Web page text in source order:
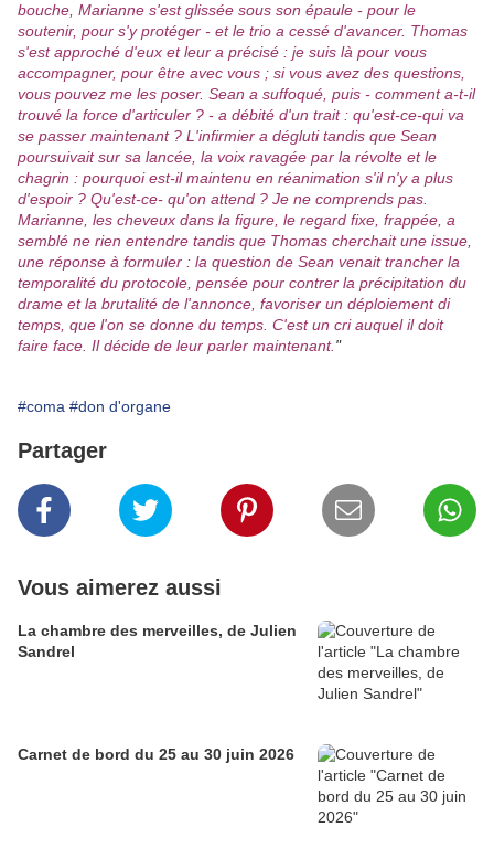
bouche, Marianne s'est glissée sous son épaule - pour le
soutenir, pour s'y protéger - et le trio a cessé d'avancer. Thomas
s'est approché d'eux et leur a précisé : je suis là pour vous
accompagner, pour être avec vous ; si vous avez des questions,
vous pouvez me les poser. Sean a suffoqué, puis - comment a-t-il
trouvé la force d'articuler ? - a débité d'un trait : qu'est-ce-qui va
se passer maintenant ? L'infirmier a dégluti tandis que Sean
poursuivait sur sa lancée, la voix ravagée par la révolte et le
chagrin : pourquoi est-il maintenu en réanimation s'il n'y a plus
d'espoir ? Qu'est-ce- qu'on attend ? Je ne comprends pas.
Marianne, les cheveux dans la figure, le regard fixe, frappée, a
semblé ne rien entendre tandis que Thomas cherchait une issue,
une réponse à formuler : la question de Sean venait trancher la
temporalité du protocole, pensée pour contrer la précipitation du
drame et la brutalité de l'annonce, favoriser un déploiement di
temps, que l'on se donne du temps. C'est un cri auquel il doit
faire face. Il décide de leur parler maintenant. "
#coma #don d'organe
Partager
Vous aimerez aussi
La chambre des merveilles, de Julien
Sandrel
Carnet de bord du 25 au 30 juin 2026